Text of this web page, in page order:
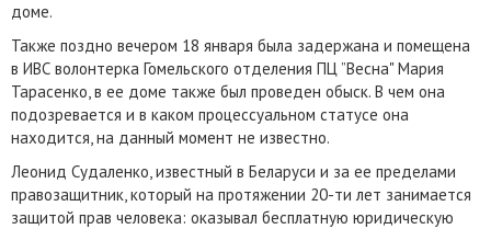
доме.
Также поздно вечером 18 января была задержана и помещена
в ИВС волонтерка Гомельского отделения ПЦ ”Весна" Мария
Тарасенко, в ее доме также был проведен обыск. В чем она
подозревается и в каком процессуальном статусе она
находится, на данный момент не известно.
Леонид Судаленко, известный в Беларуси и за ее пределами
правозащитник, который на протяжении 20-ти лет занимается
защитой прав человека: оказывал бесплатную юридическую